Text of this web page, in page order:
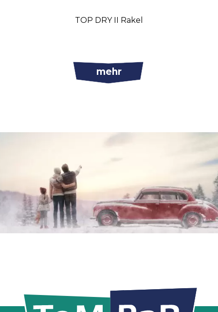
TOP DRY II Rakel
mehr